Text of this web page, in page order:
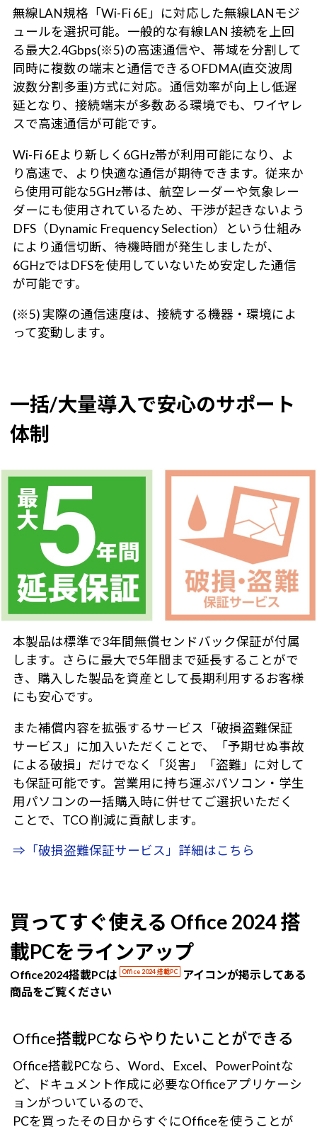
無線LAN規格「Wi-Fi 6E」に対応した無線LANモジ
ュールを選択可能。一般的な有線LAN 接続を上回
る最大2.4Gbps(※5)の高速通信や、帯域を分割して
同時に複数の端末と通信できるOFDMA(直交波周
波数分割多重)方式に対応。通信効率が向上し低遅
延となり、接続端末が多数ある環境でも、ワイヤレ
スで高速通信が可能です。
Wi-Fi 6Eより新しく6GHz帯が利用可能になり、よ
り高速で、より快適な通信が期待できます。従来か
ら使用可能な5GHz帯は、航空レーダーや気象レー
ダーにも使用されているため、干渉が起きないよう
DFS（Dynamic Frequency Selection）という仕組み
により通信切断、待機時間が発生しましたが、
6GHzではDFSを使用していないため安定した通信
が可能です。
(※5) 実際の通信速度は、接続する機器・環境によ
って変動します。
一括/大量導入で安心のサポート
体制
本製品は標準で3年間無償センドバック保証が付属
します。さらに最大で5年間まで延長することがで
き、購入した製品を資産として長期利用するお客様
にも安心です。
また補償内容を拡張するサービス「破損盗難保証
サービス」に加入いただくことで、「予期せぬ事故
による破損」だけでなく「災害」「盗難」に対して
も保証可能です。営業用に持ち運ぶパソコン・学生
用パソコンの一括購入時に併せてご選択いただく
ことで、TCO 削減に貢献します。
⇒「破損盗難保証サービス」詳細はこちら
買ってすぐ使える Office 2024 搭
載PCをラインアップ
Office2024搭載PCは Office 2024 搭載PC
アイコンが掲示してある
商品をご覧ください
Office搭載PCならやりたいことができる
Office搭載PCなら、Word、Excel、PowerPointな
ど、ドキュメント作成に必要なOfficeアプリケーシ
ョンがついているので、
PCを買ったその日からすぐにOfficeを使うことが